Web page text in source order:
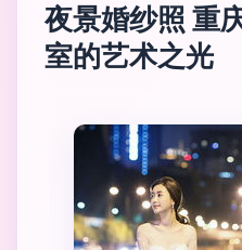
夜景婚纱照 重
室的艺术之光